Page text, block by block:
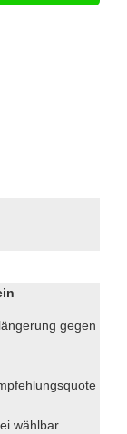
gegen
wählbar